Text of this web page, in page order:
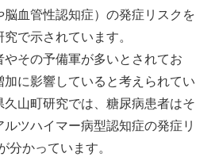
血管性認知症）の発症リスクを
で示されています。
やその予備軍が多いとされてお
加に影響していると考えられてい
久山町研究では、糖尿病患者はそ
ツハイマー病型認知症の発症リ
分かっています。